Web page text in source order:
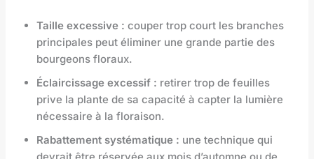
Taille excessive : couper trop court les branches
principales peut éliminer une grande partie des
bourgeons floraux.
Éclaircissage excessif : retirer trop de feuilles
prive la plante de sa capacité à capter la lumière
nécessaire à la floraison.
Rabattement systématique : une technique qui